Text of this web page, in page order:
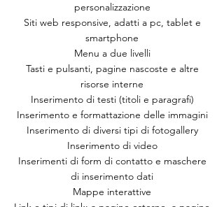
personalizzazione
Siti web responsive, adatti a pc, tablet e
smartphone
Menu a due livelli
Tasti e pulsanti, pagine nascoste e altre
risorse interne
Inserimento di testi (titoli e paragrafi)
Inserimento e formattazione delle immagini
Inserimento di diversi tipi di fotogallery
Inserimento di video
Inserimenti di form di contatto e maschere
di inserimento dati
Mappe interattive